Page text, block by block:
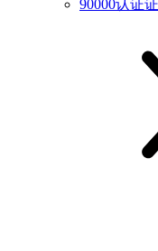
90000认证